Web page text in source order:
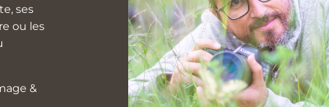
ses
ou les
&